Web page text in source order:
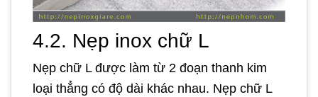
4.2. Nẹp inox chữ L
Nẹp chữ L được làm từ 2 đoạn thanh kim
loại thẳng có độ dài khác nhau. Nẹp chữ L